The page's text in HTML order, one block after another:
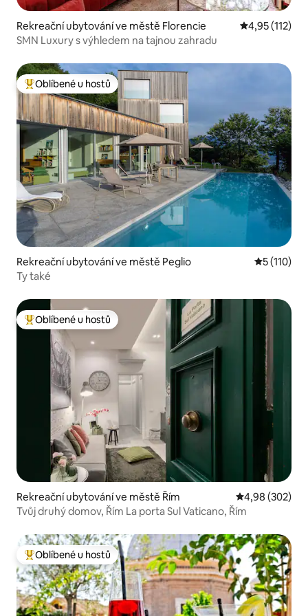
Rekreační ubytování ve městě Florencie Průměrné
4,95 (112)
SMN Luxury s výhledem na tajnou zahradu
Nejlepší v kategorii Oblíbené u hostů
Oblíbené u hostů
Rekreační ubytování ve městě Peglio Průměrné
5 (110)
Ty také
Nejlepší v kategorii Oblíbené u hostů
Oblíbené u hostů
Rekreační ubytování ve městě Řím Průměrné
4,98 (302)
Tvůj druhý domov, Řím La porta Sul Vaticano, Řím
Nejlepší v kategorii Oblíbené u hostů
Oblíbené u hostů